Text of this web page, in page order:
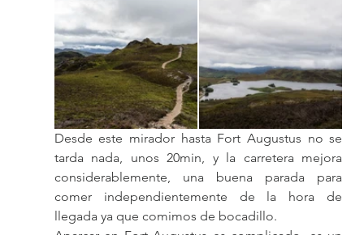
Desde este mirador hasta Fort Augustus no se
tarda nada, unos 20min, y la carretera mejora
considerablemente, una buena parada para
comer independientemente de la hora de
llegada ya que comimos de bocadillo.